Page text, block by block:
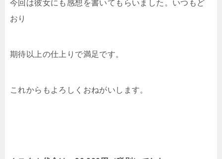
今回は彼女にも感想を書いてもらいました。いつもど
おり
期待以上の仕上りで満足です。
これからもよろしくおねがいします。